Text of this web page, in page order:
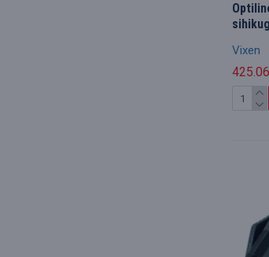
Vixen